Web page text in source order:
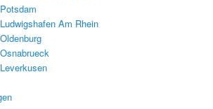
Am Rhein